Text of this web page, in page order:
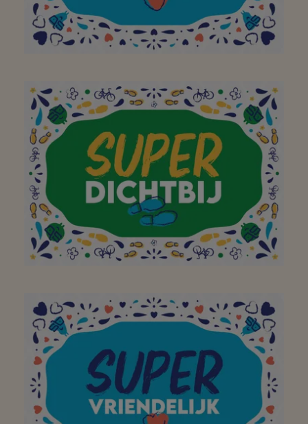
Aan mijn favoriete
buurtsuper om mijn
bezoek aan jullie winkel
op te vrolijken met een
brede glimlach!
Bedankt!
Aan mijn favoriete
buurtsuper waar ik met
plezier, en met de fiets
of te voet,
boodschappen kan gaan
doen! Bedankt!